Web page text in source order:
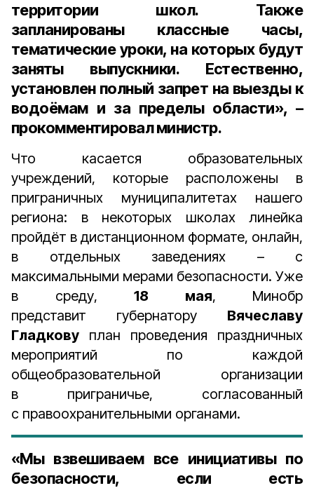
территории школ. Также
запланированы классные часы,
тематические уроки, на которых будут
заняты выпускники. Естественно,
установлен полный запрет на выезды к
водоёмам и за пределы области», –
прокомментировал министр.
Что касается образовательных
учреждений, которые расположены в
приграничных муниципалитетах нашего
региона: в некоторых школах линейка
пройдёт в дистанционном формате, онлайн,
в отдельных заведениях – с
максимальными мерами безопасности. Уже
в среду, 18 мая, Минобр
представит губернатору Вячеславу
Гладкову план проведения праздничных
мероприятий по каждой
общеобразовательной организации
в приграничье, согласованный
с правоохранительными органами.
«Мы взвешиваем все инициативы по
безопасности, если есть